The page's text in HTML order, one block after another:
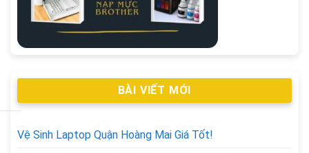
BÀI VIẾT MỚI
Vệ Sinh Laptop Quận Hoàng Mai Giá Tốt!